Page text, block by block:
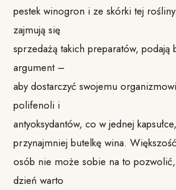
pestek winogron i ze skórki tej
zajmują się
sprzedażą takich preparatów, podają
argument –
aby dostarczyć swojemu
polifenoli i
antyoksydantów, co w jednej
przynajmniej butelkę wina. Większość
osób nie może sobie na to
dzień warto